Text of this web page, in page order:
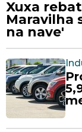
Xuxa
Maravilha
na nave'